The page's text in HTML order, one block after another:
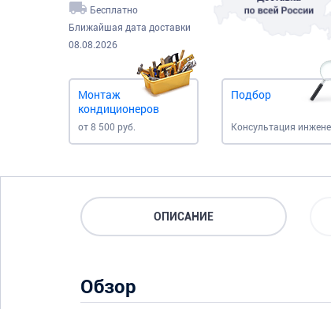
Бесплатно
Ближайшая дата доставки
08.08.2026
Монтаж
кондиционеров
от 8 500 руб.
Подбор
Консультация
ОПИСАНИЕ
Обзор